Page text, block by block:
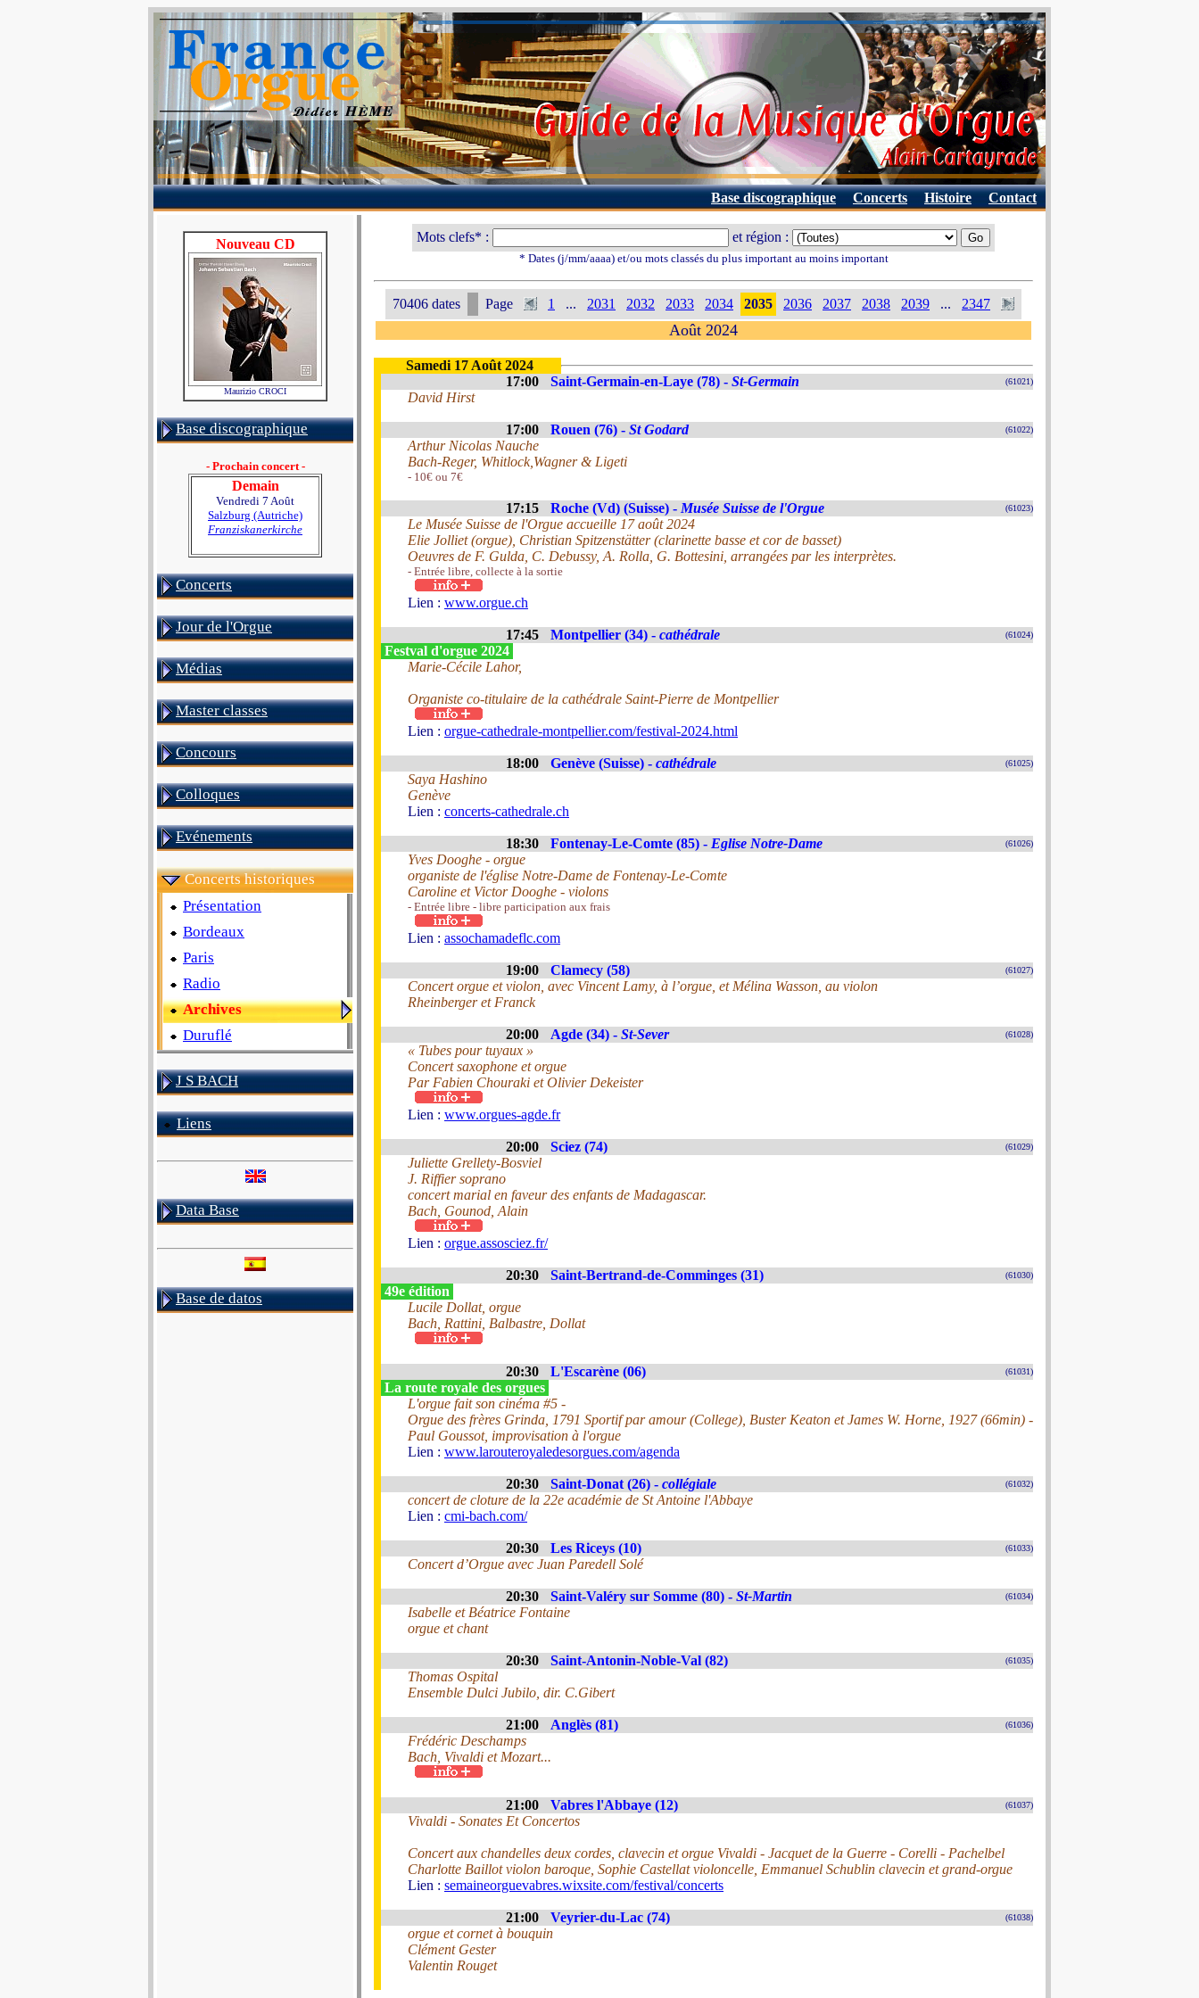
Base discographique Concerts Histoire Contact
Nouveau CD
Maurizio CROCI
Base discographique
- Prochain concert -
Demain
Vendredi 7 Août
Salzburg (Autriche)
Franziskanerkirche
Concerts
Jour de l'Orgue
Médias
Master classes
Concours
Colloques
Evénements
Concerts historiques
Présentation
Bordeaux
Paris
Radio
Archives
Duruflé
J S BACH
Liens
Data Base
Base de datos
Mots clefs* : et région :
* Dates (j/mm/aaaa) et/ou mots classés du plus important au moins important
70406 dates Page 1 ... 2031 2032 2033 2034 2035 2036 2037 2038 2039 ... 2347
Août 2024
Samedi 17 Août 2024
17:00
Saint-Germain-en-Laye (78) - St-Germain (61021)
David Hirst
17:00 Rouen (76) - St Godard (61022)
Arthur Nicolas Nauche
Bach-Reger, Whitlock,Wagner & Ligeti
- 10€ ou 7€
17:15 Roche (Vd) (Suisse) - Musée Suisse de l'Orgue (61023)
Le Musée Suisse de l'Orgue accueille 17 août 2024
Elie Jolliet (orgue), Christian Spitzenstätter (clarinette basse et cor de basset)
Oeuvres de F. Gulda, C. Debussy, A. Rolla, G. Bottesini, arrangées par les interprètes.
- Entrée libre, collecte à la sortie
Lien : www.orgue.ch
17:45 Montpellier (34) - cathédrale (61024)
Festval d'orgue 2024
Marie-Cécile Lahor,
Organiste co-titulaire de la cathédrale Saint-Pierre de Montpellier
Lien : orgue-cathedrale-montpellier.com/festival-2024.html
18:00 Genève (Suisse) - cathédrale (61025)
Saya Hashino
Genève
Lien : concerts-cathedrale.ch
18:30 Fontenay-Le-Comte (85) - Eglise Notre-Dame (61026)
Yves Dooghe - orgue
organiste de l'église Notre-Dame de Fontenay-Le-Comte
Caroline et Victor Dooghe - violons
- Entrée libre - libre participation aux frais
Lien : assochamadeflc.com
19:00 Clamecy (58) (61027)
Concert orgue et violon, avec Vincent Lamy, à l’orgue, et Mélina Wasson, au violon
Rheinberger et Franck
20:00 Agde (34) - St-Sever (61028)
« Tubes pour tuyaux »
Concert saxophone et orgue
Par Fabien Chouraki et Olivier Dekeister
Lien : www.orgues-agde.fr
20:00 Sciez (74) (61029)
Juliette Grellety-Bosviel
J. Riffier soprano
concert marial en faveur des enfants de Madagascar.
Bach, Gounod, Alain
Lien : orgue.assosciez.fr/
20:30 Saint-Bertrand-de-Comminges (31) (61030)
49e édition
Lucile Dollat, orgue
Bach, Rattini, Balbastre, Dollat
20:30 L'Escarène (06) (61031)
La route royale des orgues
L'orgue fait son cinéma #5 -
Orgue des frères Grinda, 1791 Sportif par amour (College), Buster Keaton et James W. Horne, 1927 (66min) -
Paul Goussot, improvisation à l'orgue
Lien : www.larouteroyaledesorgues.com/agenda
20:30 Saint-Donat (26) - collégiale (61032)
concert de cloture de la 22e académie de St Antoine l'Abbaye
Lien : cmi-bach.com/
20:30 Les Riceys (10) (61033)
Concert d’Orgue avec Juan Paredell Solé
20:30 Saint-Valéry sur Somme (80) - St-Martin (61034)
Isabelle et Béatrice Fontaine
orgue et chant
20:30 Saint-Antonin-Noble-Val (82) (61035)
Thomas Ospital
Ensemble Dulci Jubilo, dir. C.Gibert
21:00 Anglès (81) (61036)
Frédéric Deschamps
Bach, Vivaldi et Mozart...
21:00 Vabres l'Abbaye (12) (61037)
Vivaldi - Sonates Et Concertos
Concert aux chandelles deux cordes, clavecin et orgue Vivaldi - Jacquet de la Guerre - Corelli - Pachelbel
Charlotte Baillot violon baroque, Sophie Castellat violoncelle, Emmanuel Schublin clavecin et grand-orgue
Lien : semaineorguevabres.wixsite.com/festival/concerts
21:00 Veyrier-du-Lac (74) (61038)
orgue et cornet à bouquin
Clément Gester
Valentin Rouget